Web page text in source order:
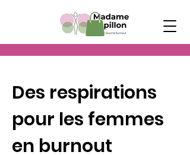
Des respirations
pour les femmes
en burnout